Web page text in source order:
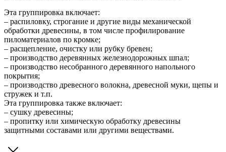
Эта группировка включает:
– распиловку, строгание и другие виды механической
обработки древесины, в том числе профилирование
пиломатериалов по кромке;
– расщепление, очистку или рубку бревен;
– производство деревянных железнодорожных шпал;
– производство несобранного деревянного напольного
покрытия;
– производство древесного волокна, древесной муки, щепы и
стружек и т.п.
Эта группировка также включает:
– сушку древесины;
– пропитку или химическую обработку древесины
защитными составами или другими веществами.